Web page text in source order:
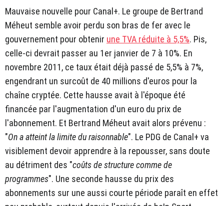
Mauvaise nouvelle pour Canal+. Le groupe de Bertrand
Méheut semble avoir perdu son bras de fer avec le
gouvernement pour obtenir une TVA réduite à 5,5%. Pis,
celle-ci devrait passer au 1er janvier de 7 à 10%. En
novembre 2011, ce taux était déjà passé de 5,5% à 7%,
engendrant un surcoût de 40 millions d'euros pour la
chaîne cryptée. Cette hausse avait à l'époque été
financée par l'augmentation d'un euro du prix de
l'abonnement. Et Bertrand Méheut avait alors prévenu :
"On a atteint la limite du raisonnable". Le PDG de Canal+ va
visiblement devoir apprendre à la repousser, sans doute
au détriment des "coûts de structure comme de
programmes". Une seconde hausse du prix des
abonnements sur une aussi courte période paraît en effet